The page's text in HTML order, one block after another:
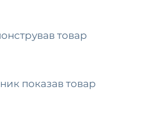
товар
показав товар